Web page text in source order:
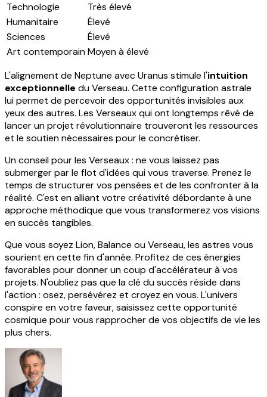
Technologie
Très élevé
Humanitaire
Élevé
Sciences
Élevé
Art contemporainMoyen à élevé
L'alignement de Neptune avec Uranus stimule l'intuition
exceptionnelle du Verseau. Cette configuration astrale
lui permet de percevoir des opportunités invisibles aux
yeux des autres. Les Verseaux qui ont longtemps rêvé de
lancer un projet révolutionnaire trouveront les ressources
et le soutien nécessaires pour le concrétiser.
Un conseil pour les Verseaux : ne vous laissez pas
submerger par le flot d'idées qui vous traverse. Prenez le
temps de structurer vos pensées et de les confronter à la
réalité. C'est en alliant votre créativité débordante à une
approche méthodique que vous transformerez vos visions
en succès tangibles.
Que vous soyez Lion, Balance ou Verseau, les astres vous
sourient en cette fin d'année. Profitez de ces énergies
favorables pour donner un coup d'accélérateur à vos
projets. N'oubliez pas que la clé du succès réside dans
l'action : osez, persévérez et croyez en vous. L'univers
conspire en votre faveur, saisissez cette opportunité
cosmique pour vous rapprocher de vos objectifs de vie les
plus chers.